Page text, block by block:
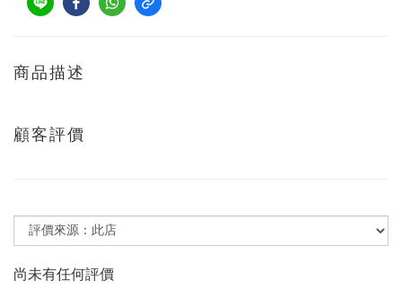
商品描述
顧客評價
尚未有任何評價